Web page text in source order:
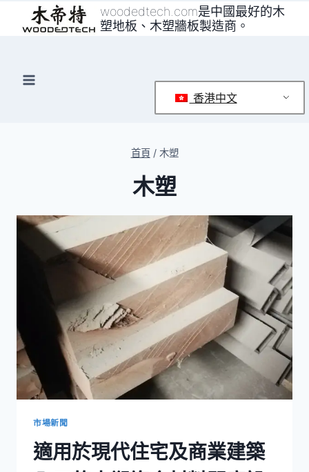
woodedtech.com是中國最好的木
塑地板、木塑牆板製造商。
香港中文
首頁 / 木塑
木塑
市場新聞
適用於現代住宅及商業建築